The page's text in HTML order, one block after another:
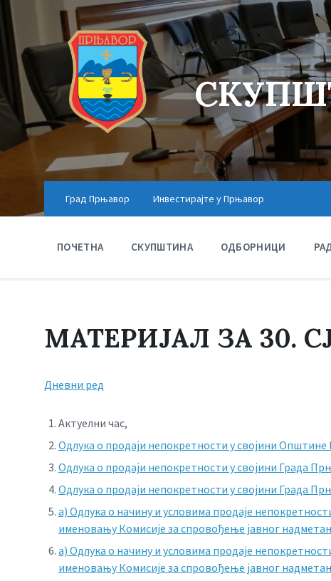
Град Прњавор Инвестирајте у Прњавор
ПОЧЕТНА СКУПШТИНА ОДБОРНИЦИ
МАТЕРИЈАЛ ЗА 30.
Дневни ред
Актуелни час,
Одлука о продаји непокретности у својини
Одлука о продаји непокретности у својини Града
Одлука о продаји непокретности у својини Града
а) Oдлука о начину и условима продаје
именовању Комисије за спровођење јавног
а) Oдлука о начину и условима продаје
именовању Комисије за спровођење јавног